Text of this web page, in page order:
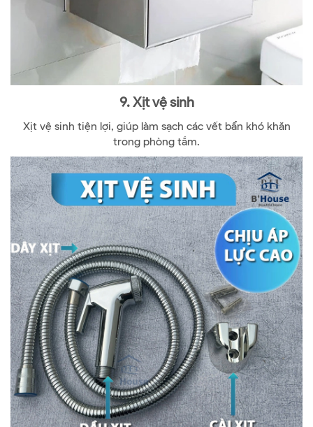
9. Xịt vệ sinh
Xịt vệ sinh tiện lợi, giúp làm sạch các vết bẩn khó khăn
trong phòng tắm.